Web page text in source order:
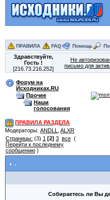
ПРАВИЛА FAQ Помощь
Здравствуйте,
Гость!
[216.73.216.252]
Не
письмо для
Форум на
Исходниках.RU
Прочее
Наши
голосования
ПРАВИЛА РАЗДЕЛА
Модераторы: ANDLL
ALXR
Страницы: (3) 1 [2] 3 все (
Перейти к последнему
сообщению )
.
Собираетесь ли Вы